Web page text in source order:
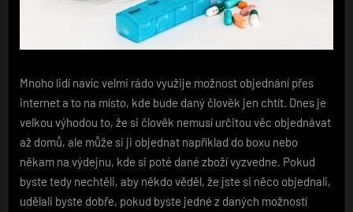
Mnoho lidí navíc velmi rádo využije možnost objednání přes
internet a to na místo, kde bude daný člověk jen chtít. Dnes je
velkou výhodou to, že si člověk nemusí určitou věc objednávat
až domů, ale může si ji objednat například do boxu nebo
někam na výdejnu, kde si poté dané zboží vyzvedne. Pokud
byste tedy nechtěli, aby někdo věděl, že jste si něco objednali,
udělali byste dobře, pokud byste jedné z daných možností